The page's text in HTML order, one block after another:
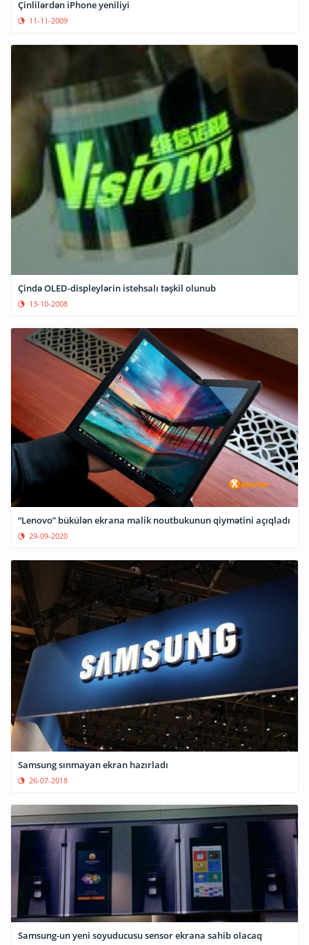
Çinlilərdən iPhone yeniliyi
11-11-2009
Çində OLED-displeylərin istehsalı təşkil olunub
13-10-2008
“Lenovo” bükülən ekrana malik noutbukunun qiymətini açıqladı
29-09-2020
Samsung sınmayan ekran hazırladı
26-07-2018
Samsung-un yeni soyuducusu sensor ekrana sahib olacaq